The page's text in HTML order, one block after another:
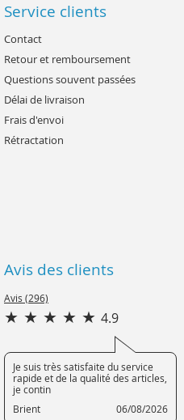
Service clients
Contact
Retour et remboursement
Questions souvent passées
Délai de livraison
Frais d'envoi
Rétractation
Avis des clients
Avis (296)
4.9
Je suis très satisfaite du service
rapide et de la qualité des articles,
je contin
Brient
06/08/2026